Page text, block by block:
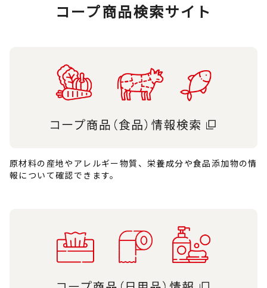
コープ商品検索サイト
原材料の産地やアレルギー物質、栄養成分や食品添加物の情
報について確認できます。